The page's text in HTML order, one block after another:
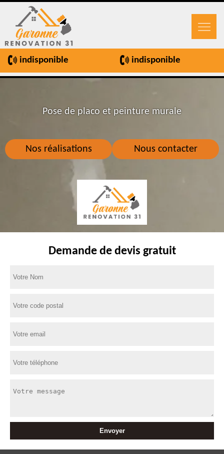
indisponible indisponible
Nos réalisations Nous contacter
Pose de placo et peinture murale
Demande de devis gratuit